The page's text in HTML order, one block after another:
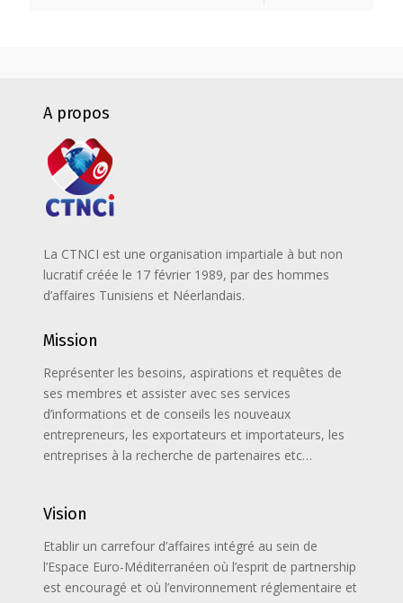
A propos
La CTNCI est une organisation impartiale à but non
lucratif créée le 17 février 1989, par des hommes
d’affaires Tunisiens et Néerlandais.
Mission
Représenter les besoins, aspirations et requêtes de
ses membres et assister avec ses services
d’informations et de conseils les nouveaux
entrepreneurs, les exportateurs et importateurs, les
entreprises à la recherche de partenaires etc…
Vision
Etablir un carrefour d’affaires intégré au sein de
l’Espace Euro-Méditerranéen où l’esprit de partnership
est encouragé et où l’environnement réglementaire et